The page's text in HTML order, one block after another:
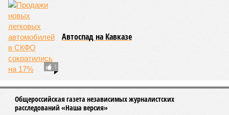
05/08
Ставрополье вошло в топ-10 регионов России по
турпотоку в первой половине 2026 года
05/08
Более трети автомобилистов Северного Кавказа
стали реже пользоваться машиной
В Северной Осетии задержали мужчину за стрельбу
на базе отдыха
04/08
Школьный набор на Ставрополье подорожал до 19,3
тысячи рублей